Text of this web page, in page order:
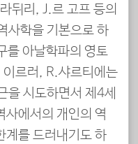
뒤리, J.르 고프 등의
사학을 기본으로 하
구를 아날학파의 영토
르러, R.샤르티에는
을 시도하면서 제4세
사에서의 개인의 역
계를 드러내기도 하